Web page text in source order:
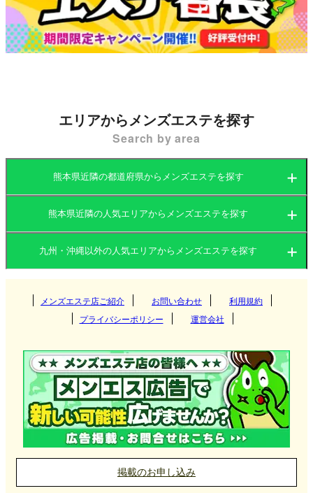
エリアからメンズエステを探す
Search by area
熊本県近隣の都道府県からメンズエステを探す
福岡県 大分県
長崎県 宮崎県
熊本県 鹿児島県
熊本県近隣の人気エリアからメンズエステを探す
博多
天神・大名
久留米
小倉
黒崎
大分県
長崎
佐世保
宮崎県
宮崎 熊本県
熊本 鹿児島県
沖縄県
九州・沖縄以外の人気エリアからメンズエステを探す
関東
栃木県 東京都
神奈川県 千葉県
埼玉県
大阪府 京都府
兵庫県 滋賀県
奈良県 和歌山県
東海
愛知県 岐阜県
北海道・東北
北海道 岩手県
中国
北陸・甲信越
メンズエステ店ご紹介 お問い合わせ
利用規約
プライバシーポリシー
運営会社
掲載のお申し込み